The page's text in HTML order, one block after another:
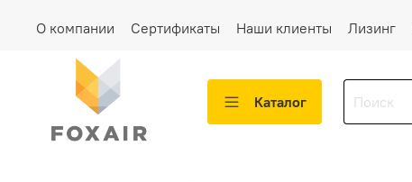
О компании Сертификаты Наши клиенты Лизинг
Каталог